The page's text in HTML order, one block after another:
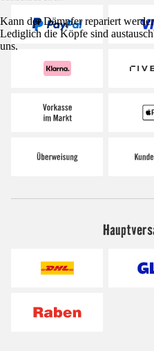
Kann der Dämpfer repariert
Lediglich die Köpfe sind
uns.